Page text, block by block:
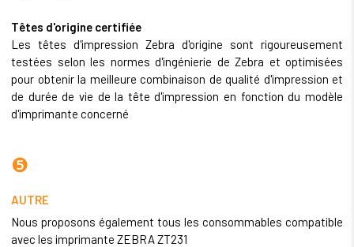
Têtes d'origine certifiée
Les têtes d'impression Zebra d'origine sont rigoureusement
testées selon les normes d'ingénierie de Zebra et optimisées
pour obtenir la meilleure combinaison de qualité d'impression et
de durée de vie de la tête d'impression en fonction du modèle
d'imprimante concerné
❺
AUTRE
Nous proposons également tous les consommables compatible
avec les imprimante ZEBRA ZT231